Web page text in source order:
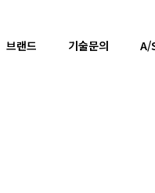
브랜드 기술문의 A/